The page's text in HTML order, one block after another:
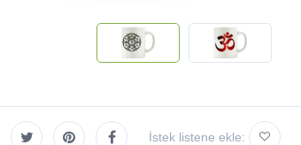
İstek listene ekle: